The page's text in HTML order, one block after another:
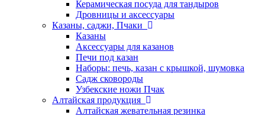
Керамическая посуда для тандыров
Дровницы и аксессуары
Казаны, саджи, Пчаки
Казаны
Аксессуары для казанов
Печи под казан
Наборы: печь, казан с крышкой, шумовка
Садж сковороды
Узбекские ножи Пчак
Алтайская продукция
Алтайская жевательная резинка